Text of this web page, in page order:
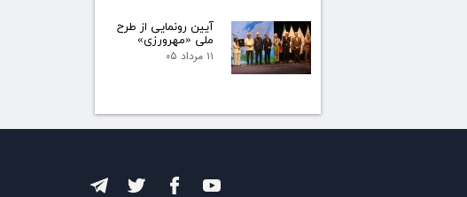
آیین رونمایی از طرح
ملی «مهرورزی»
۱۱ مرداد ۰۵